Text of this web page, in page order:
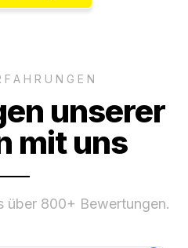
unserer
mit uns
über 800+ Bewertungen.